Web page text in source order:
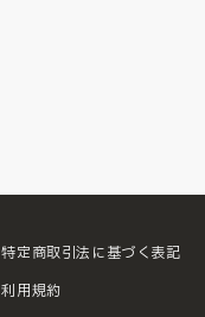
特定商取引法に基づく表記
利用規約